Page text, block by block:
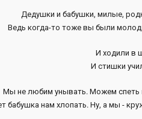
и бабушки, милые,
то тоже вы были
И ходили в
И стишки
не любим унывать. Можем спеть
нам хлопать. Ну, а